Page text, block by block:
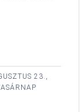
23.,